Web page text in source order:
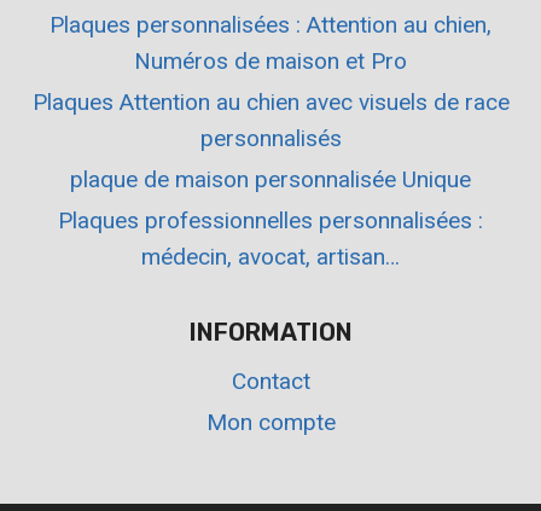
Plaques personnalisées : Attention au chien,
Numéros de maison et Pro
Plaques Attention au chien avec visuels de race
personnalisés
plaque de maison personnalisée Unique
Plaques professionnelles personnalisées :
médecin, avocat, artisan…
INFORMATION
Contact
Mon compte